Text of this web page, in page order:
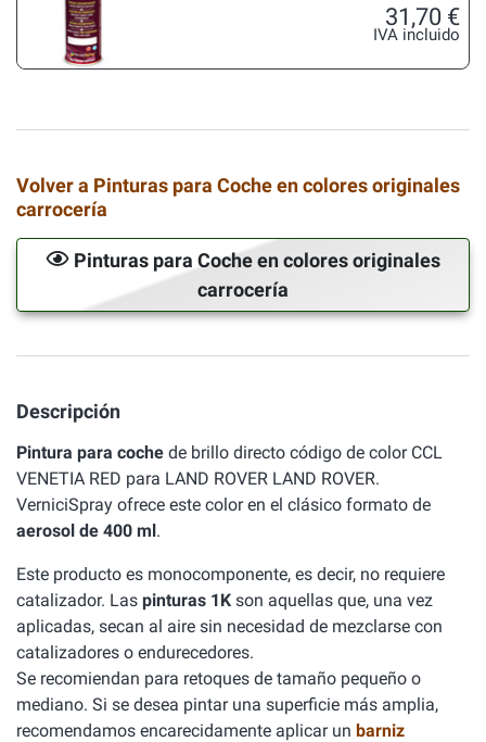
31,70 €
IVA incluido
Volver a Pinturas para Coche en colores originales
carrocería
Pinturas para Coche en colores originales
carrocería
Descripción
Pintura para coche de brillo directo código de color CCL
VENETIA RED para LAND ROVER LAND ROVER.
VerniciSpray ofrece este color en el clásico formato de
aerosol de 400 ml.
Este producto es monocomponente, es decir, no requiere
catalizador. Las pinturas 1K son aquellas que, una vez
aplicadas, secan al aire sin necesidad de mezclarse con
catalizadores o endurecedores.
Se recomiendan para retoques de tamaño pequeño o
mediano. Si se desea pintar una superficie más amplia,
recomendamos encarecidamente aplicar un barniz